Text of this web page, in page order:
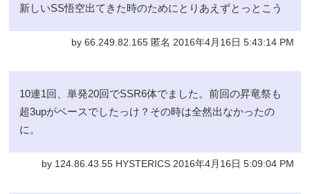
新しいSS悟空出てきた時のためにとりあえずとっとこう
by 66.249.82.165 匿名 2016年4月16日 5:43:14 PM
10連1回、単発20回でSSR6体でました。前回の昇竜祭も
超3upがベースでしたっけ？その時は全然出なかったの
に。
by 124.86.43.55 HYSTERICS 2016年4月16日 5:09:04 PM